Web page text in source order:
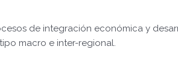
de integración económica y
macro e inter-regional.